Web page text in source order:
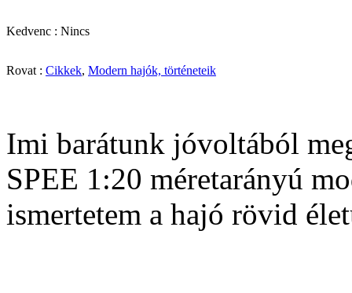
Kedvenc : Nincs
Rovat : Cikkek, Modern hajók, történeteik
Imi barátunk jóvoltából
SPEE 1:20 méretarányú
ismertetem a hajó rövid